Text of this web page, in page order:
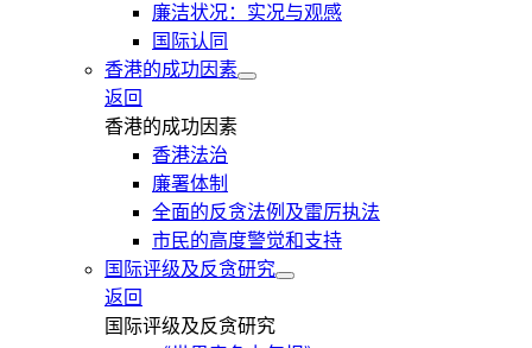
廉洁状况：实况与观感
国际认同
香港的成功因素
返回
香港的成功因素
香港法治
廉署体制
全面的反贪法例及雷厉执法
市民的高度警觉和支持
国际评级及反贪研究
返回
国际评级及反贪研究